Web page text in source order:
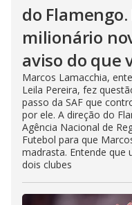
do
milionário
aviso do que
Marcos Lamacchia,
Leila Pereira, fez
passo da SAF que
por ele. A direção do
Agência Nacional de
Futebol para que
madrasta. Entende
dois clubes